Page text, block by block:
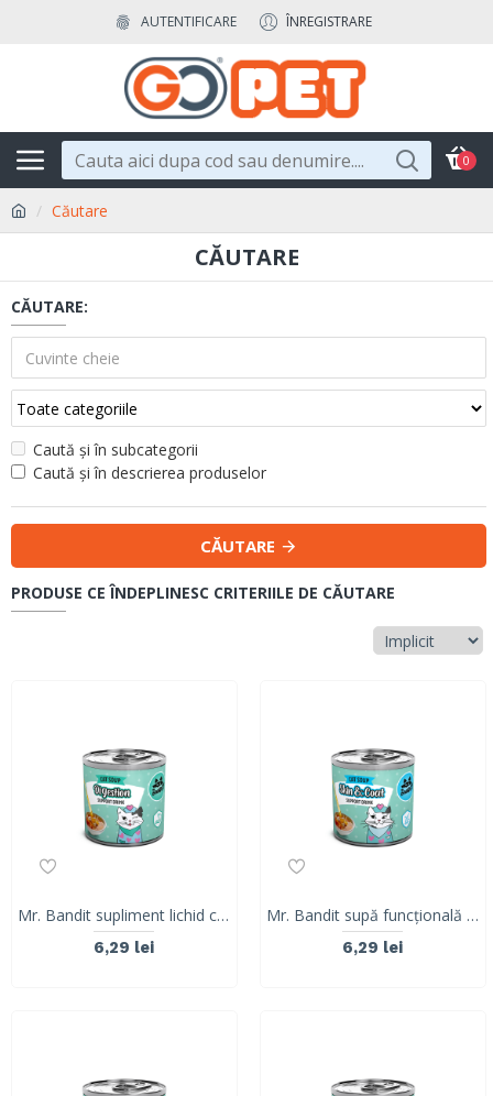
AUTENTIFICARE ÎNREGISTRARE
0
Căutare
CĂUTARE
CĂUTARE:
Caută și în subcategorii
Caută și în descrierea produselor
CĂUTARE
PRODUSE CE ÎNDEPLINESC CRITERIILE DE CĂUTARE
Mr. Bandit supliment lichid cu pui pentru digestia pisicilor
6,29 lei
Mr. Bandit supă funcțională cu ton pentru pielea și blana pisicilor
6,29 lei